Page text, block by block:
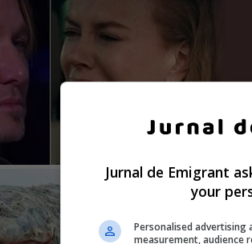
Jurnal de Emigrant
your
Personalised
measurement, audience